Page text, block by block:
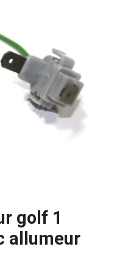
golf 1
allumeur